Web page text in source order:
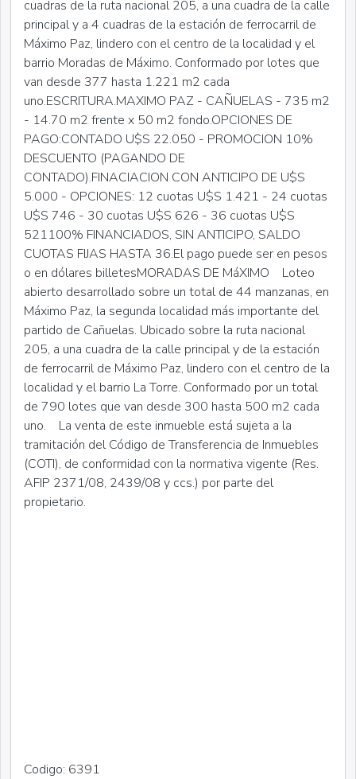
cuadras de la ruta nacional 205, a una cuadra de la calle
principal y a 4 cuadras de la estación de ferrocarril de
Máximo Paz, lindero con el centro de la localidad y el
barrio Moradas de Máximo. Conformado por lotes que
van desde 377 hasta 1.221 m2 cada
uno.ESCRITURA.MAXIMO PAZ - CAÑUELAS - 735 m2
- 14.70 m2 frente x 50 m2 fondo.OPCIONES DE
PAGO:CONTADO U$S 22.050 - PROMOCION 10%
DESCUENTO (PAGANDO DE
CONTADO).FINACIACION CON ANTICIPO DE U$S
5.000 - OPCIONES: 12 cuotas U$S 1.421 - 24 cuotas
U$S 746 - 30 cuotas U$S 626 - 36 cuotas U$S
521100% FINANCIADOS, SIN ANTICIPO, SALDO
CUOTAS FIJAS HASTA 36.El pago puede ser en pesos
o en dólares billetesMORADAS DE MáXIMO Loteo
abierto desarrollado sobre un total de 44 manzanas, en
Máximo Paz, la segunda localidad más importante del
partido de Cañuelas. Ubicado sobre la ruta nacional
205, a una cuadra de la calle principal y de la estación
de ferrocarril de Máximo Paz, lindero con el centro de la
localidad y el barrio La Torre. Conformado por un total
de 790 lotes que van desde 300 hasta 500 m2 cada
uno. La venta de este inmueble está sujeta a la
tramitación del Código de Transferencia de Inmuebles
(COTI), de conformidad con la normativa vigente (Res.
AFIP 2371/08, 2439/08 y ccs.) por parte del
propietario.
Codigo: 6391